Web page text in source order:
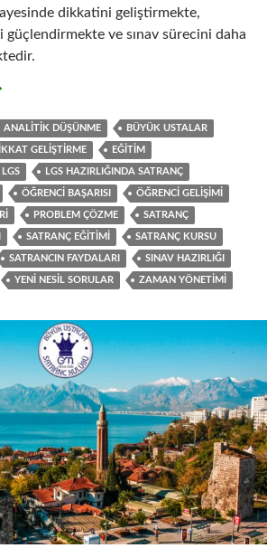
dikkatini geliştirmekte,
ve sınav sürecini daha
7 Önemli Avantajı
ANALITIK DÜŞÜNME BÜYÜK USTALAR
GELIŞTIRME EĞITIM
LGS LGS HAZIRLIĞINDA SATRANÇ
ÖĞRENCI BAŞARISI ÖĞRENCI GELIŞIMI
PROBLEM ÇÖZME SATRANÇ
SATRANÇ EĞITIMI SATRANÇ KURSU
SATRANCIN FAYDALARI SINAV HAZIRLIĞI
YENI NESIL SORULAR ZAMAN YÖNETIMI